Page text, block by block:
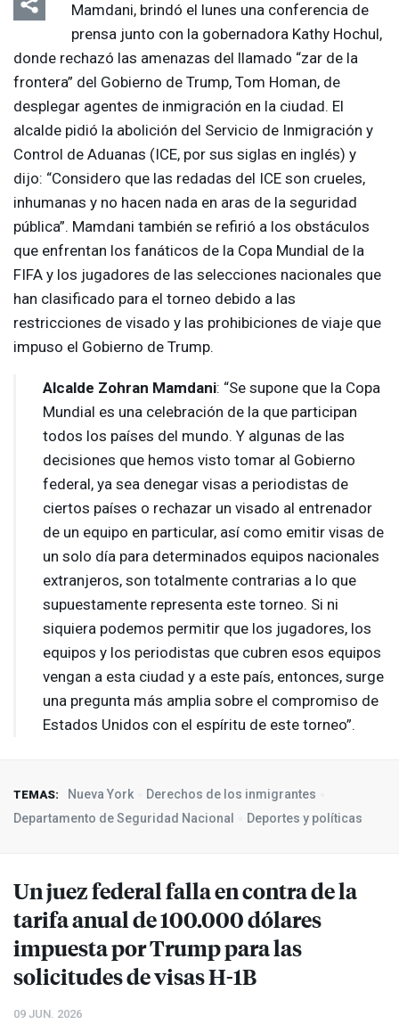
Mamdani, brindó el lunes una conferencia de
prensa junto con la gobernadora Kathy Hochul,
donde rechazó las amenazas del llamado “zar de la
frontera” del Gobierno de Trump, Tom Homan, de
desplegar agentes de inmigración en la ciudad. El
alcalde pidió la abolición del Servicio de Inmigración y
Control de Aduanas (ICE, por sus siglas en inglés) y
dijo: “Considero que las redadas del ICE son crueles,
inhumanas y no hacen nada en aras de la seguridad
pública”. Mamdani también se refirió a los obstáculos
que enfrentan los fanáticos de la Copa Mundial de la
FIFA y los jugadores de las selecciones nacionales que
han clasificado para el torneo debido a las
restricciones de visado y las prohibiciones de viaje que
impuso el Gobierno de Trump.
Alcalde Zohran Mamdani: “Se supone que la Copa
Mundial es una celebración de la que participan
todos los países del mundo. Y algunas de las
decisiones que hemos visto tomar al Gobierno
federal, ya sea denegar visas a periodistas de
ciertos países o rechazar un visado al entrenador
de un equipo en particular, así como emitir visas de
un solo día para determinados equipos nacionales
extranjeros, son totalmente contrarias a lo que
supuestamente representa este torneo. Si ni
siquiera podemos permitir que los jugadores, los
equipos y los periodistas que cubren esos equipos
vengan a esta ciudad y a este país, entonces, surge
una pregunta más amplia sobre el compromiso de
Estados Unidos con el espíritu de este torneo”.
TEMAS: Nueva York
Derechos de los inmigrantes
Departamento de Seguridad Nacional
Deportes y políticas
Un juez federal falla en contra de la
tarifa anual de 100.000 dólares
impuesta por Trump para las
solicitudes de visas H-1B
09 JUN. 2026